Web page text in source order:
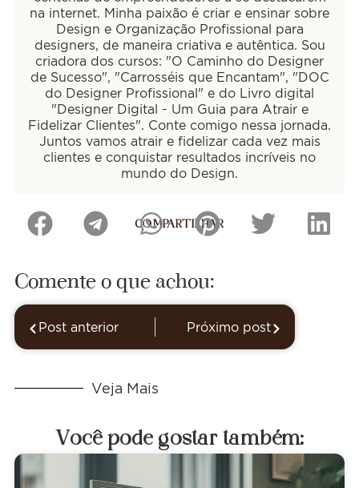
na internet. Minha paixão é criar e ensinar sobre
Design e Organização Profissional para
designers, de maneira criativa e autêntica. Sou
criadora dos cursos: "O Caminho do Designer
de Sucesso", "Carrosséis que Encantam", "DOC
do Designer Profissional" e do Livro digital
"Designer Digital - Um Guia para Atrair e
Fidelizar Clientes". Conte comigo nessa jornada.
Juntos vamos atrair e fidelizar cada vez mais
clientes e conquistar resultados incríveis no
mundo do Design.
COMPARTILHAR
Comente o que achou:
Post anterior Próximo post
Veja Mais
Você pode gostar também: